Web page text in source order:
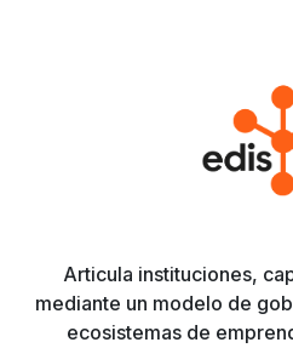
Articula instituciones,
mediante un modelo de
ecosistemas de